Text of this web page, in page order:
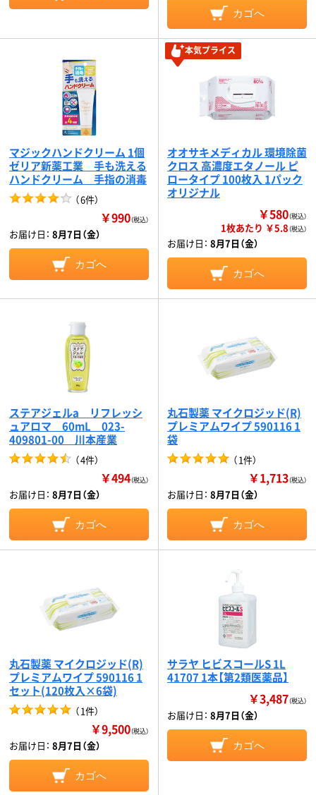
カゴへ
マジックハンドクリーム 1個
ゼリア新薬工業 手も洗える
ハンドクリーム 手指の消毒
（6件）
￥990（税込）
お届け日： 8月7日（金）
カゴへ
本気プライス
オオサキメディカル 環境除菌
クロス 高濃度エタノール ピ
ロータイプ 100枚入 1パック
オリジナル
￥580（税込）
1枚あたり ￥5.8（税込）
お届け日： 8月7日（金）
カゴへ
ステアジェルa リフレッシ
ュアロマ 60mL 023-
409801-00 川本産業
（4件）
￥494（税込）
お届け日： 8月7日（金）
カゴへ
丸石製薬 マイクロジッド(R)
プレミアムワイプ 590116 1
袋
（1件）
￥1,713（税込）
お届け日： 8月7日（金）
カゴへ
丸石製薬 マイクロジッド(R)
プレミアムワイプ 590116 1
セット(120枚入×6袋)
（1件）
￥9,500（税込）
お届け日： 8月7日（金）
カゴへ
サラヤ ヒビスコールS 1L
41707 1本【第2類医薬品】
￥3,487（税込）
お届け日： 8月7日（金）
カゴへ